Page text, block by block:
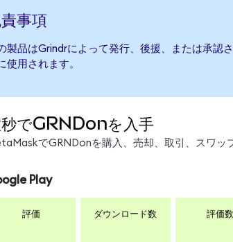
事項
製品はGrindrによって発行、後援、または承認
使用されます。
でGRNDonを入手
でGRNDonを購入、売却、取引、スワッ
Play
評価 ダウンロード数 評価数